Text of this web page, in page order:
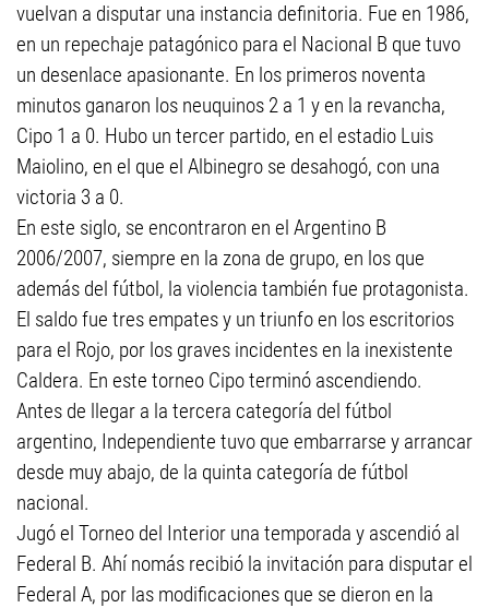
vuelvan a disputar una instancia definitoria. Fue en 1986,
en un repechaje patagónico para el Nacional B que tuvo
un desenlace apasionante. En los primeros noventa
minutos ganaron los neuquinos 2 a 1 y en la revancha,
Cipo 1 a 0. Hubo un tercer partido, en el estadio Luis
Maiolino, en el que el Albinegro se desahogó, con una
victoria 3 a 0.
En este siglo, se encontraron en el Argentino B
2006/2007, siempre en la zona de grupo, en los que
además del fútbol, la violencia también fue protagonista.
El saldo fue tres empates y un triunfo en los escritorios
para el Rojo, por los graves incidentes en la inexistente
Caldera. En este torneo Cipo terminó ascendiendo.
Antes de llegar a la tercera categoría del fútbol
argentino, Independiente tuvo que embarrarse y arrancar
desde muy abajo, de la quinta categoría de fútbol
nacional.
Jugó el Torneo del Interior una temporada y ascendió al
Federal B. Ahí nomás recibió la invitación para disputar el
Federal A, por las modificaciones que se dieron en la